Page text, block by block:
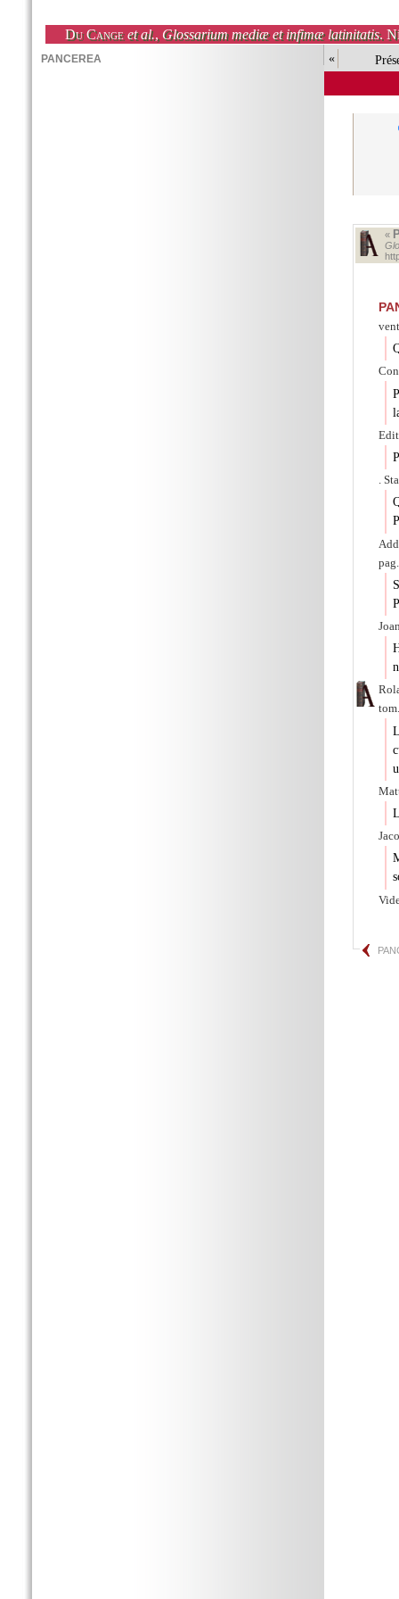
Du Cange et al., Glossarium mediæ et infimæ latinitatis.
«
«
.